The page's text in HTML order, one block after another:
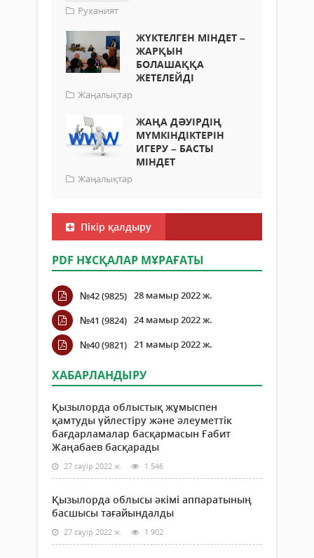
Руханият
ЖҮКТЕЛГЕН МІНДЕТ –
ЖАРҚЫН
БОЛАШАҚҚА
ЖЕТЕЛЕЙДІ
Жаңалықтар
ЖАҢА ДӘУІРДІҢ
МҮМКІНДІКТЕРІН
ИГЕРУ – БАСТЫ
МІНДЕТ
Жаңалықтар
Пікір қалдыру
PDF НҰСҚАЛАР МҰРАҒАТЫ
№42 (9825) 28 мамыр 2022 ж.
№41 (9824) 24 мамыр 2022 ж.
№40 (9821) 21 мамыр 2022 ж.
ХАБАРЛАНДЫРУ
Қызылорда облыстық жұмыспен
қамтуды үйлестіру және әлеуметтік
бағдарламалар басқармасын Ғабит
Жаңабаев басқарады
27 сәуір 2022 ж. 1 546
Қызылорда облысы әкімі аппаратының
басшысы тағайындалды
27 сәуір 2022 ж. 1 902